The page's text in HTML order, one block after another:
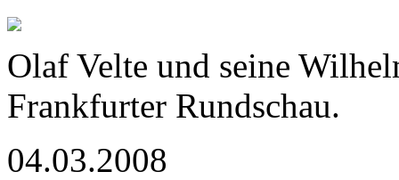
Olaf Velte und seine
Frankfurter Rundschau.
04.03.2008